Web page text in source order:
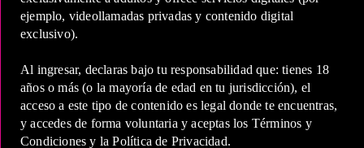
ejemplo, videollamadas privadas y contenido digital
exclusivo).
Al ingresar, declaras bajo tu responsabilidad que: tienes 18
años o más (o la mayoría de edad en tu jurisdicción), el
acceso a este tipo de contenido es legal donde te encuentras,
y accedes de forma voluntaria y aceptas los Términos y
Condiciones y la Política de Privacidad.
COP 650,000.00
Estas tarifas incluyen transporte y preservativos